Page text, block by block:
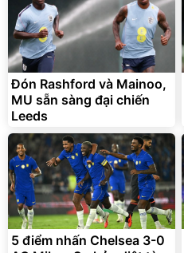
Đón Rashford và Mainoo,
MU sẵn sàng đại chiến
Leeds
5 điểm nhấn Chelsea 3-0